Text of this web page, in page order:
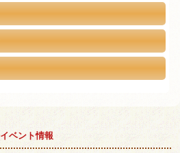
イベント情報